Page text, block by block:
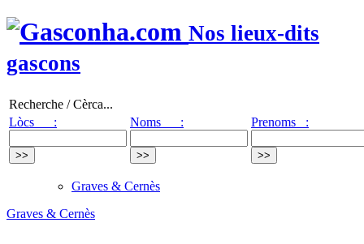
Nos lieux-dits
gascons
Recherche / Cèrca...
Lòcs :
Noms : Prenoms :
Graves & Cernès
Graves & Cernès